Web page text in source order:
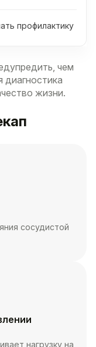
профилактику
чем
диагностика
жизни.
сосудистой
нагрузку на